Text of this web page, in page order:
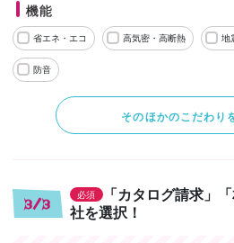
機能
省エネ・エコ 高気密・高断熱 地
防音
そのほかのこだわり
3/3
必須
「カタログ請求」
社を選択！